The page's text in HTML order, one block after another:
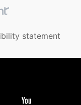
statement